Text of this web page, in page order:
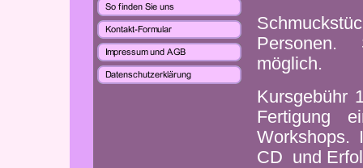
Personen.
möglich.
Kursgebühr
Fertigung
Workshops.
CD und